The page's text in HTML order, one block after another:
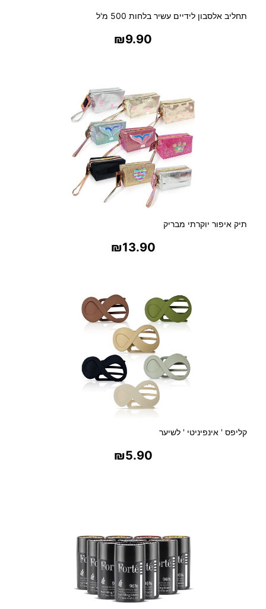
תחליב אלסבון לידיים עשיר בלחות 500 מ'ל
₪9.90
תיק איפור יוקרתי מבריק
₪13.90
קליפס ' אינפיניטי ' לשיער
₪5.90